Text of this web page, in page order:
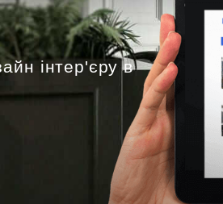
інтер'єру в